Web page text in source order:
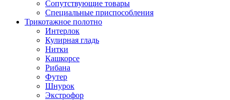
Сопутствующие товары
Специальные приспособления
Трикотажное полотно
Интерлок
Кулирная гладь
Нитки
Кашкорсе
Рибана
Футер
Шнурок
Экстрофор